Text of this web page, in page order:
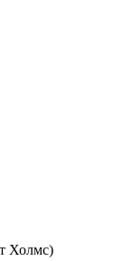
Холмс)